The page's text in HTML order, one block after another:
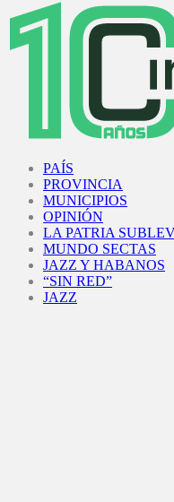
PAÍS
PROVINCIA
MUNICIPIOS
OPINIÓN
LA PATRIA
MUNDO SECTAS
JAZZ Y HABANOS
“SIN RED”
JAZZ